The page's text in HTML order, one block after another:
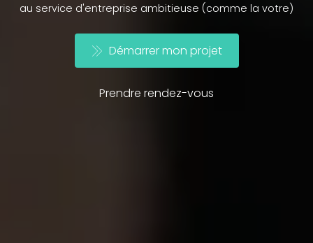
au service d'entreprise ambitieuse (comme la votre)
Démarrer mon projet
Prendre rendez-vous
Obtenir un devis